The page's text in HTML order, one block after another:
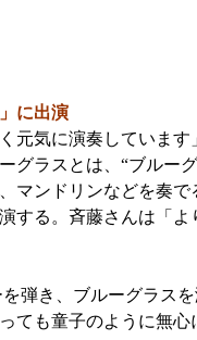
に出演
元気に演奏していま
グラスとは、“ブルー
マンドリンなどを奏
する。斉藤さんは「
弾き、ブルーグラス
ても童子のように無